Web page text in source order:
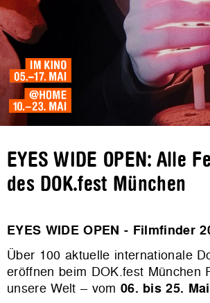
EYES WIDE OPEN: Alle
des DOK.fest München
EYES WIDE OPEN - Filmfinder
Über 100 aktuelle internationale
eröffnen beim DOK.fest München
unsere Welt – vom 06. bis 25.